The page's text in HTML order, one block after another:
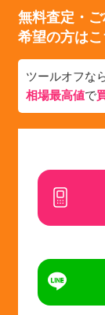
無料査定・
希望の方はこ
ツールオフな
相場最高値で